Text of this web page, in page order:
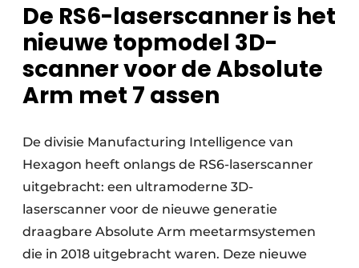
De RS6-laserscanner is het
nieuwe topmodel 3D-
scanner voor de Absolute
Arm met 7 assen
De divisie Manufacturing Intelligence van
Hexagon heeft onlangs de RS6-laserscanner
uitgebracht: een ultramoderne 3D-
laserscanner voor de nieuwe generatie
draagbare Absolute Arm meetarmsystemen
die in 2018 uitgebracht waren. Deze nieuwe